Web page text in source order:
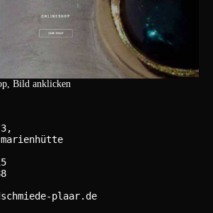
Bild anklicken